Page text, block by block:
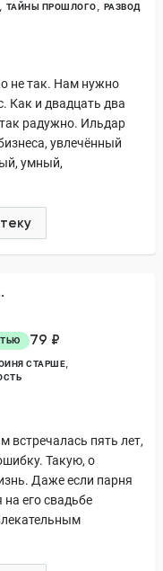
ТАЙНЫ ПРОШЛОГО РАЗВОД
не так. Нам нужно
Как и двадцать два
радужно. Ильдар
увлечённый
умный,
79 ₽
СТАРШЕ
встречалась пять лет,
Такую, о
Даже если парня
его свадьбе